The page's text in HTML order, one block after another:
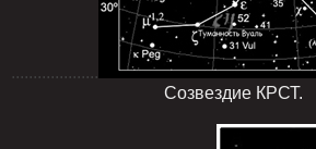
....................
Созвездие КРСТ.